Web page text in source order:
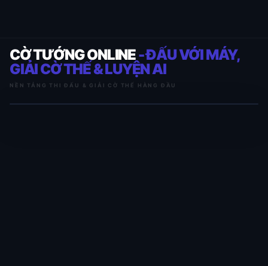
CỜ TƯỚNG ONLINE- ĐẤU VỚI MÁY,
GIẢI CỜ THẾ & LUYỆN AI
NỀN TẢNG THI ĐẤU & GIẢI CỜ THẾ HÀNG ĐẦU